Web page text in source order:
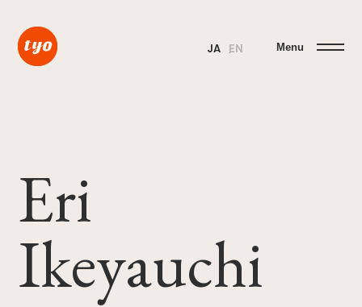
JA EN Menu
Eri
Ikeyauchi